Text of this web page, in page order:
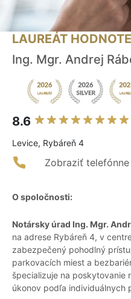
LAUREÁT
Ing. Mgr. Andrej
8.6
Levice, Rybáreň 4
Zobraziť
O spoločnosti:
Notársky úrad Ing. Mgr.
na adrese Rybáreň 4, v
zabezpečený pohodlný
parkovacích miest a
špecializuje na poskytovanie
úkonov podľa individuálnych